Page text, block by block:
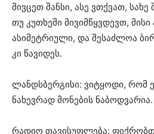
მივცეთ შანსი, ასე ვთქვათ,
თუ კუთხეში მივიმწყვდევთ, მისი
ასიმეტრიული, და შესაძლოა
კი წავიდეს.
ლანდსბერგისი: ვიტყოდი, რომ
ნახევრად მონების ნაბოდვარია.
რადიო თავისუფლება: